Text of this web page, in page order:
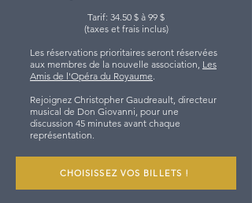
Tarif: 34.50 $ à 99 $
(taxes et frais inclus)
Les réservations prioritaires seront réservées
aux membres de la nouvelle association, Les
Amis de l'Opéra du Royaume.
Rejoignez Christopher Gaudreault, directeur
musical de Don Giovanni, pour une
discussion 45 minutes avant chaque
représentation.
CHOISISSEZ VOS BILLETS !